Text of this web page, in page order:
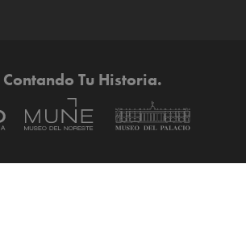
Tu Historia.